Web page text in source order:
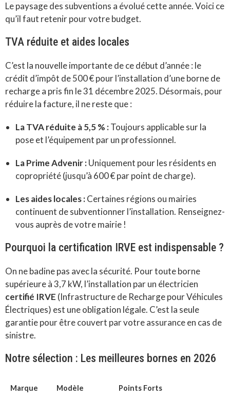
Le paysage des subventions a évolué cette année. Voici ce
qu’il faut retenir pour votre budget.
TVA réduite et aides locales
C’est la nouvelle importante de ce début d’année : le
crédit d’impôt de 500 € pour l’installation d’une borne de
recharge a pris fin le 31 décembre 2025. Désormais, pour
réduire la facture, il ne reste que :
La TVA réduite à 5,5 % :Toujours applicable sur la
pose et l’équipement par un professionnel.
La Prime Advenir :Uniquement pour les résidents en
copropriété (jusqu’à 600 € par point de charge).
Les aides locales :Certaines régions ou mairies
continuent de subventionner l’installation. Renseignez-
vous auprès de votre mairie !
Pourquoi la certification IRVE est indispensable ?
On ne badine pas avec la sécurité. Pour toute borne
supérieure à 3,7 kW, l’installation par un électricien
certifié IRVE (Infrastructure de Recharge pour Véhicules
Électriques) est une obligation légale. C’est la seule
garantie pour être couvert par votre assurance en cas de
sinistre.
Notre sélection : Les meilleures bornes en 2026
Marque Modèle Points Forts